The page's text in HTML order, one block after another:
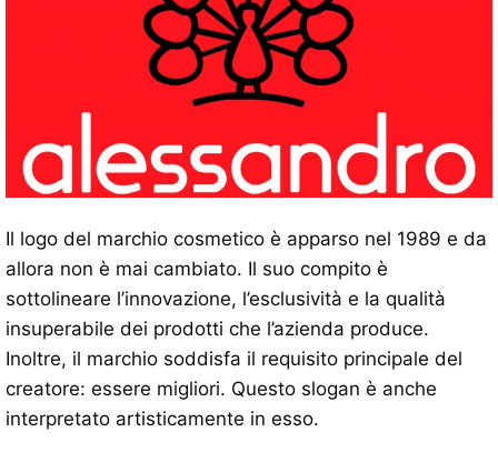
Il logo del marchio cosmetico è apparso nel 1989 e da
allora non è mai cambiato. Il suo compito è
sottolineare l’innovazione, l’esclusività e la qualità
insuperabile dei prodotti che l’azienda produce.
Inoltre, il marchio soddisfa il requisito principale del
creatore: essere migliori. Questo slogan è anche
interpretato artisticamente in esso.